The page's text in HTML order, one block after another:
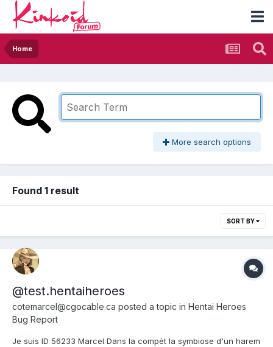
Home
More search options
Found 1 result
SORT BY
@test.hentaiheroes
cotemarcel@cgocable.ca posted a topic in Hentai Heroes
Bug Report
Je suis ID 56233 Marcel Dans la compèt la symbiose d'un harem